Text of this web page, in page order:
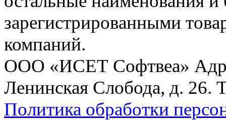
зарегистрированными
компаний.
ООО «ИСЕТ Софтвеа»
Ленинская Слобода, д. 26.
Политика обработки